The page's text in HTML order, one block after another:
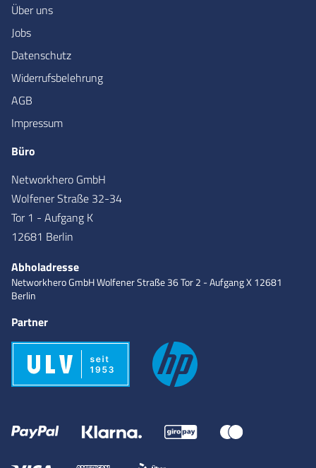
Über uns
Jobs
Datenschutz
Widerrufsbelehrung
AGB
Impressum
Büro
Networkhero GmbH
Wolfener Straße 32-34
Tor 1 - Aufgang K
12681 Berlin
Abholadresse
Networkhero GmbHWolfener Straße 36Tor 2 - Aufgang X12681
Berlin
Partner